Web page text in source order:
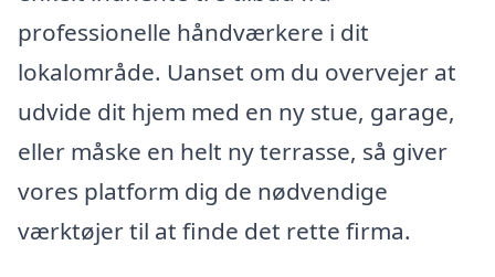
professionelle håndværkere i dit
lokalområde. Uanset om du overvejer at
udvide dit hjem med en ny stue, garage,
eller måske en helt ny terrasse, så giver
vores platform dig de nødvendige
værktøjer til at finde det rette firma.